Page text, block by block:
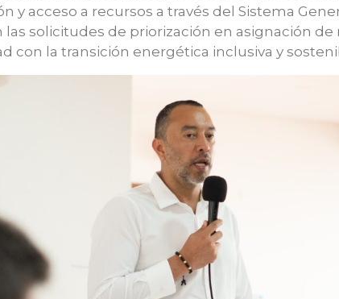
y acceso a recursos a través del Sistema
solicitudes de priorización en asignación de
con la transición energética inclusiva y